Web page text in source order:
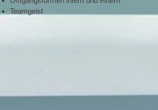
Teamgeist